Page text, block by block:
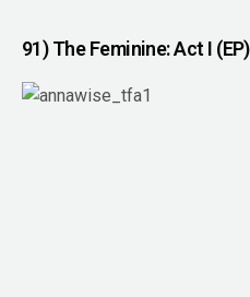
91) The Feminine: Act I